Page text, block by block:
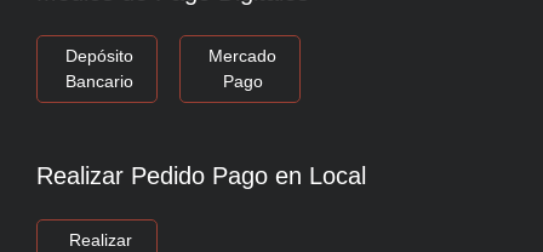
Depósito
Bancario
Mercado
Pago
Realizar Pedido Pago en Local
Realizar